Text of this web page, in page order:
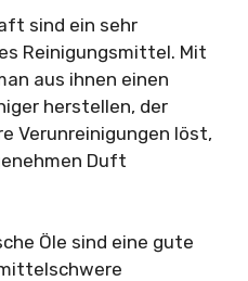
sind ein sehr
Reinigungsmittel. Mit
aus ihnen einen
herstellen, der
Verunreinigungen löst,
Duft
Öle sind eine gute